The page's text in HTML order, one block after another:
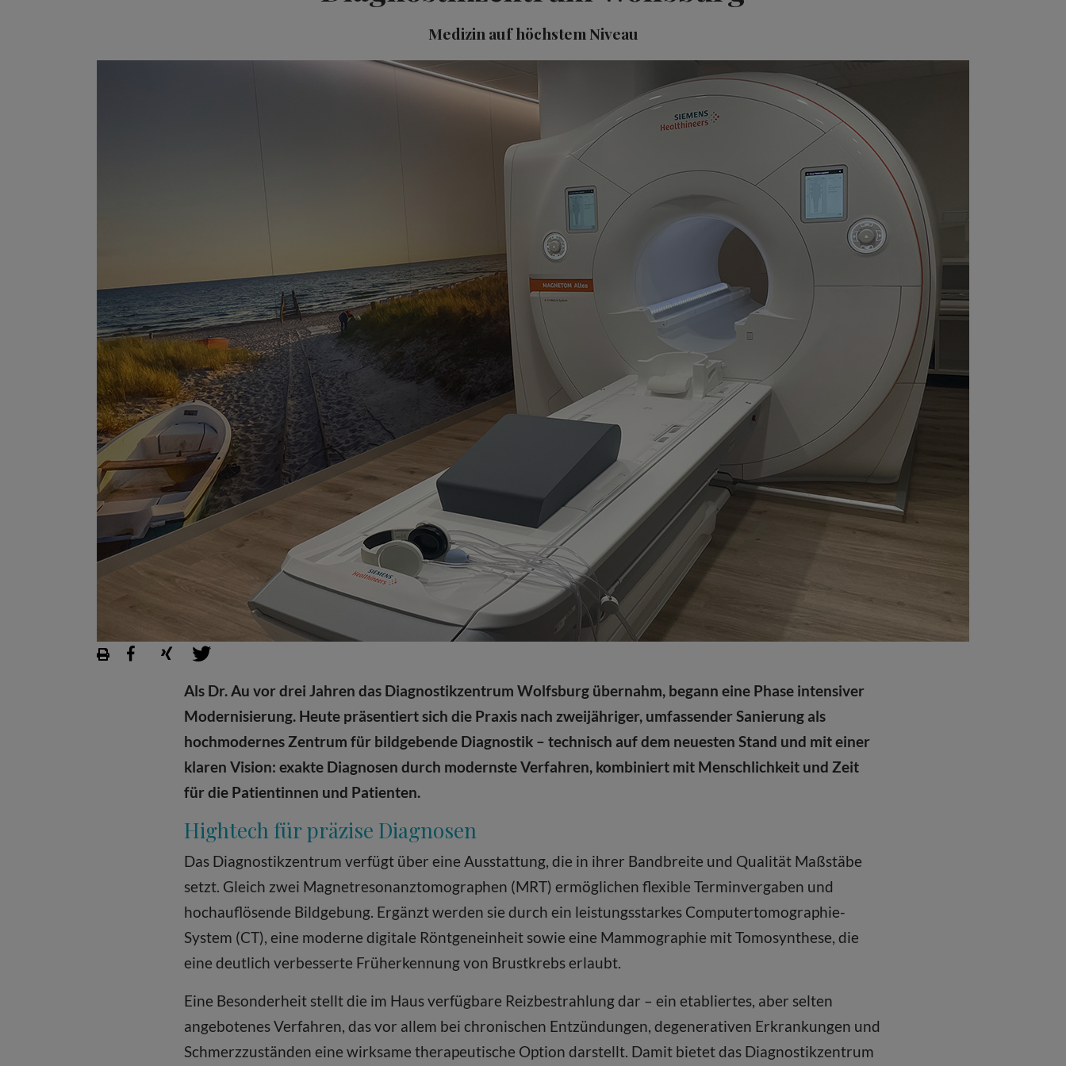
Medizin auf höchstem Niveau
Als Dr. Au vor drei Jahren das Diagnostikzentrum Wolfsburg übernahm, begann eine Phase intensiver
Modernisierung. Heute präsentiert sich die Praxis nach zweijähriger, umfassender Sanierung als
hochmodernes Zentrum für bildgebende Diagnostik – technisch auf dem neuesten Stand und mit einer
klaren Vision: exakte Diagnosen durch modernste Verfahren, kombiniert mit Menschlichkeit und Zeit
für die Patientinnen und Patienten.
Hightech für präzise Diagnosen
Das Diagnostikzentrum verfügt über eine Ausstattung, die in ihrer Bandbreite und Qualität Maßstäbe
setzt. Gleich zwei Magnetresonanztomographen (MRT) ermöglichen flexible Terminvergaben und
hochauflösende Bildgebung. Ergänzt werden sie durch ein leistungsstarkes Computertomographie-
System (CT), eine moderne digitale Röntgeneinheit sowie eine Mammographie mit Tomosynthese, die
eine deutlich verbesserte Früherkennung von Brustkrebs erlaubt.
Eine Besonderheit stellt die im Haus verfügbare Reizbestrahlung dar – ein etabliertes, aber selten
angebotenes Verfahren, das vor allem bei chronischen Entzündungen, degenerativen Erkrankungen und
Schmerzzuständen eine wirksame therapeutische Option darstellt. Damit bietet das Diagnostikzentrum